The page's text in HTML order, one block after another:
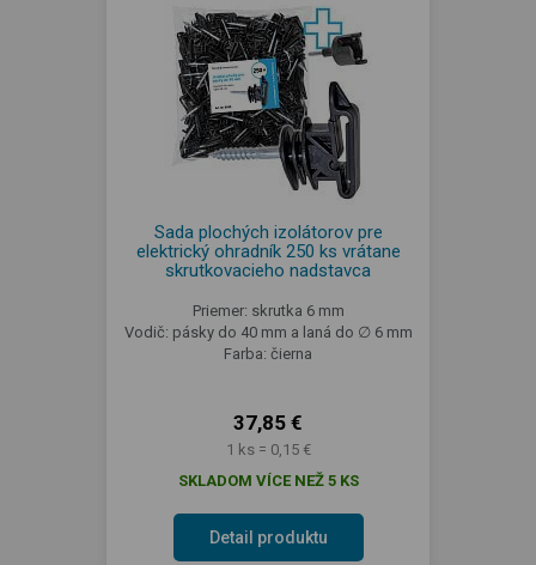
Sada plochých izolátorov pre
elektrický ohradník 250 ks vrátane
skrutkovacieho nadstavca
Priemer: skrutka 6 mm
Vodič: pásky do 40 mm a laná do ∅ 6 mm
Farba: čierna
37,85 €
1 ks = 0,15 €
SKLADOM VÍCE NEŽ 5 KS
Detail produktu